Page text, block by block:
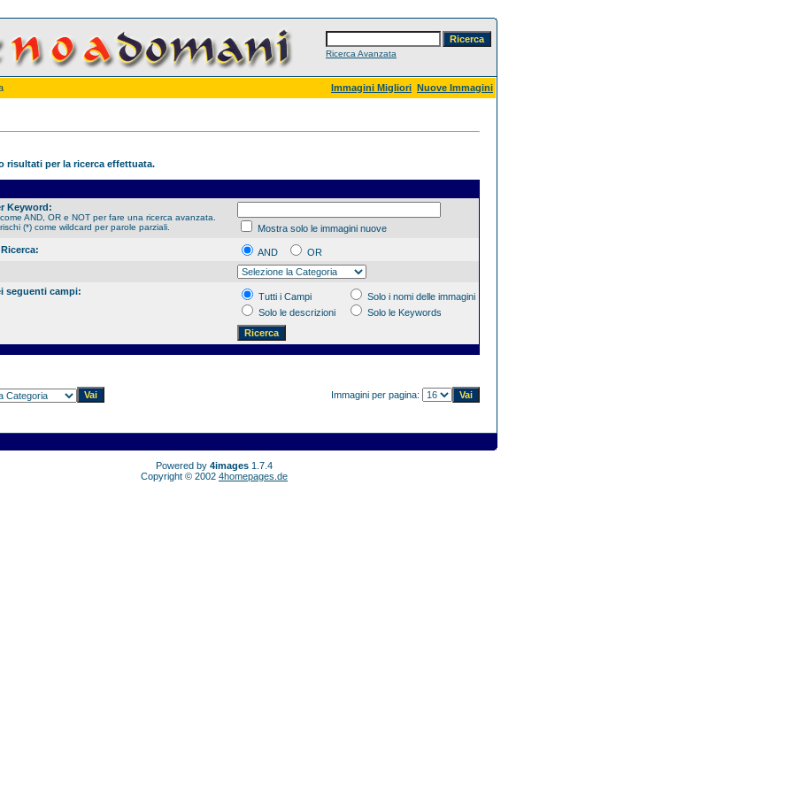
Ricerca Avanzata
Immagini Migliori Nuove Immagini
risultati per la ricerca effettuata.
Keyword:
AND, OR e NOT per fare una ricerca avanzata.
(*) come wildcard per parole parziali.
Mostra solo le immagini nuove
AND
OR
seguenti campi:
Tutti i Campi
Solo i nomi delle immagini
Solo le descrizioni
Solo le Keywords
Immagini per pagina:
Powered by 4images 1.7.4
Copyright © 2002 4homepages.de